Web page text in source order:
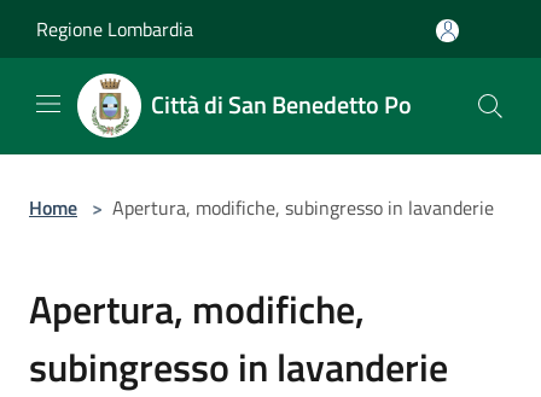
Regione Lombardia
Città di San Benedetto Po
Home > Apertura, modifiche, subingresso in lavanderie
Apertura, modifiche,
subingresso in lavanderie